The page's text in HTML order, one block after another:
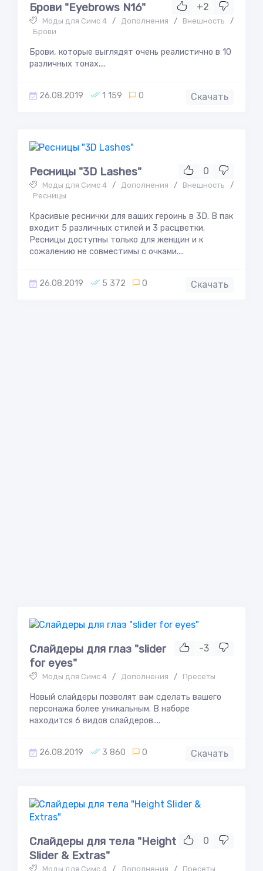
+2
Брови "Eyebrows N16"
Моды для Симс 4 / Дополнения / Внешность
/
Брови
Брови, которые выглядят очень реалистично в 10
различных тонах....
26.08.2019 1 159 0 Скачать
0
Ресницы "3D Lashes"
Моды для Симс 4 / Дополнения / Внешность
/
Ресницы
Красивые реснички для ваших героинь в 3D. В пак
входит 5 различных стилей и 3 расцветки.
Ресницы доступны только для женщин и к
сожалению не совместимы с очками....
26.08.2019 5 372 0 Скачать
-3
Слайдеры для глаз "slider
for eyes"
Моды для Симс 4 / Дополнения / Пресеты
Новый слайдеры позволят вам сделать вашего
персонажа более уникальным. В наборе
находится 6 видов слайдеров....
26.08.2019 3 860 0 Скачать
0
Слайдеры для тела "Height
Slider & Extras"
Моды для Симс 4 / Дополнения / Пресеты